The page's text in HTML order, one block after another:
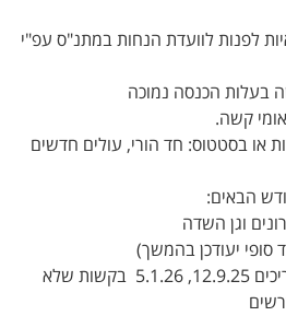
לפנות לוועדת הנחות במתנ"ס עפ"י
בעלות הכנסה נמוכה
קשה.
או בסטטוס: חד הורי, עולים חדשים
הבאים:
וגן השדה
סופי יעודכן בהמשך)
ניתן להגיש בקשות עד לתאריכים 12.9.25, 5.1.26 בקשות שלא